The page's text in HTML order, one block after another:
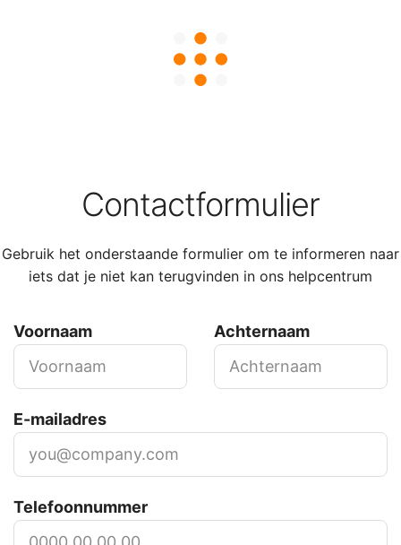
Contactformulier
Gebruik het onderstaande formulier om te informeren naar
iets dat je niet kan terugvinden in ons helpcentrum
Voornaam Achternaam
E-mailadres
Telefoonnummer